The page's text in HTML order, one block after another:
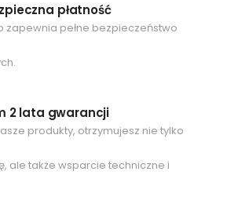
płatność
zapewnia pełne bezpieczeństwo
2 lata gwarancji
produkty, otrzymujesz nie tylko
ale także wsparcie techniczne i